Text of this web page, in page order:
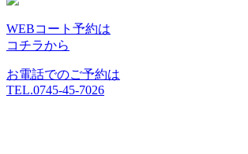
WEBコート予約は
コチラから
お電話でのご予約は
TEL.0745-45-7026